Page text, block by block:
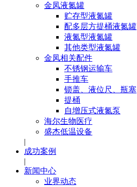
金凤液氮罐
贮存型液氮罐
配多层方提桶液氮罐
液氮型液氮罐
其他类型液氮罐
金凤相关配件
不锈钢运输车
手推车
锁盖、液位尺、瓶塞
提桶
自增压式液氮泵
海尔生物医疗
盛杰低温设备
|
成功案例
|
新闻中心
业界动态